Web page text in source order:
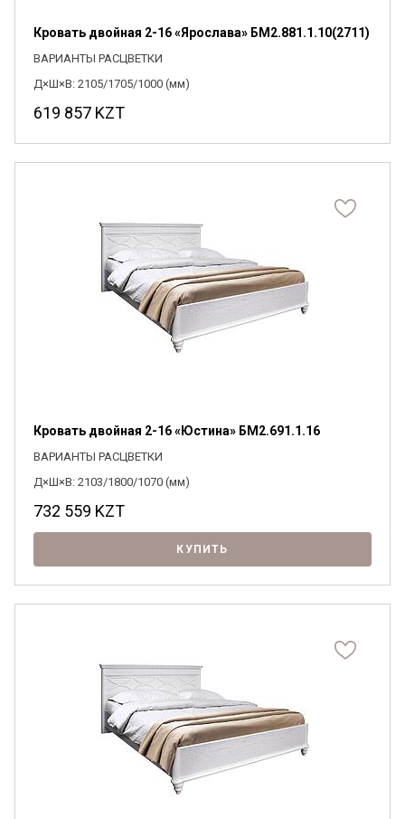
Я ознакомлен с
обработки персональных данных и
Кровать двойная 2-16 «Ярослава» БМ2.881.1.10(2711)
ВАРИАНТЫ РАСЦВЕТКИ
Д×Ш×В: 2105/1705/1000 (мм)
619 857 KZT
Кровать двойная 2-16 «Юстина» БМ2.691.1.16
ВАРИАНТЫ РАСЦВЕТКИ
Д×Ш×В: 2103/1800/1070 (мм)
732 559 KZT
КУПИТЬ